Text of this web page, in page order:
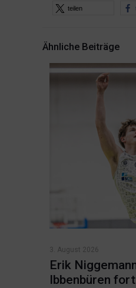
teilen
Ähnliche Beiträge
3. August 2026
Erik
Ibbenbüren fort